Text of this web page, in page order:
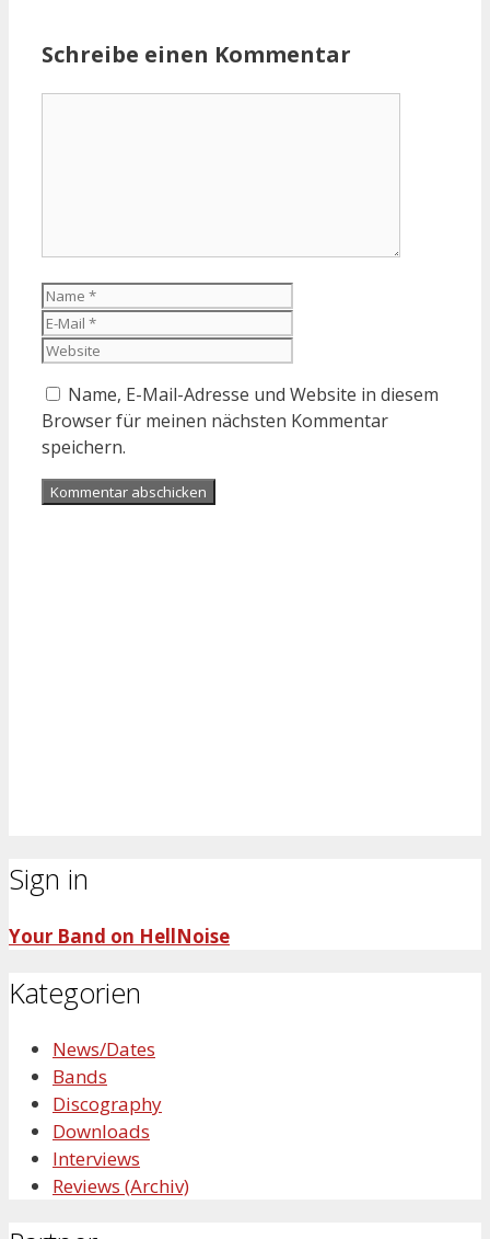
Schreibe einen Kommentar
Name
Name, E-Mail-Adresse und Website in diesem
Browser für meinen nächsten Kommentar
speichern.
Sign in
Your Band on HellNoise
Kategorien
News/Dates
Bands
Discography
Downloads
Interviews
Reviews (Archiv)